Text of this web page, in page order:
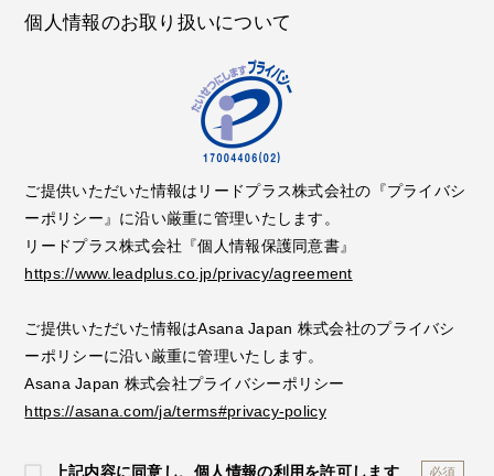
個人情報のお取り扱いについて
ご提供いただいた情報はリードプラス株式会社の『プライバシ
ーポリシー』に沿い厳重に管理いたします。
リードプラス株式会社『個人情報保護同意書』
https://www.leadplus.co.jp/privacy/agreement
ご提供いただいた情報はAsana Japan 株式会社のプライバシ
ーポリシーに沿い厳重に管理いたします。
Asana Japan 株式会社プライバシーポリシー
https://asana.com/ja/terms#privacy-policy
上記内容に同意し、個人情報の利用を許可します